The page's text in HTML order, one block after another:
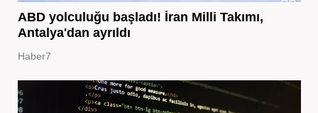
ABD yolculuğu başladı! İran Milli Takımı,
Antalya'dan ayrıldı
Haber7